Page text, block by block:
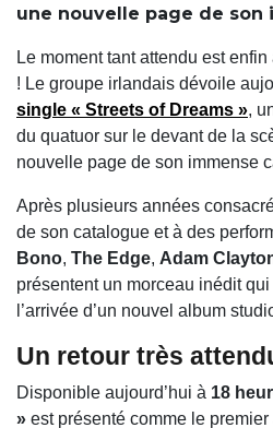
une nouvelle page de son
Le moment tant attendu est
! Le groupe irlandais dévoile
single « Streets of Dreams »,
du quatuor sur le devant de la
nouvelle page de son immense
Après plusieurs années
de son catalogue et à des
Bono, The Edge, Adam
présentent un morceau inédit
l’arrivée d’un nouvel album
Un retour très
Disponible aujourd’hui à 18
» est présenté comme le